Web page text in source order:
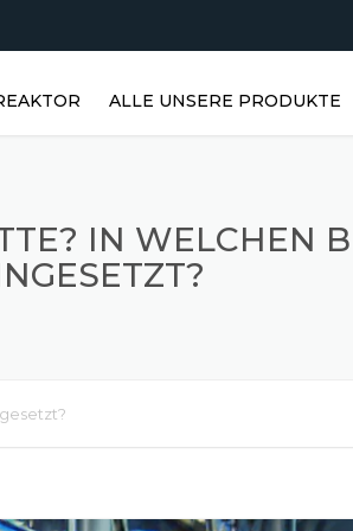
ALLE UNSERE PRODUKTE
VERTIKALE EDELSTAHLTANKS |
VERTIKALE WASSERTANKS
IN WELCHEN